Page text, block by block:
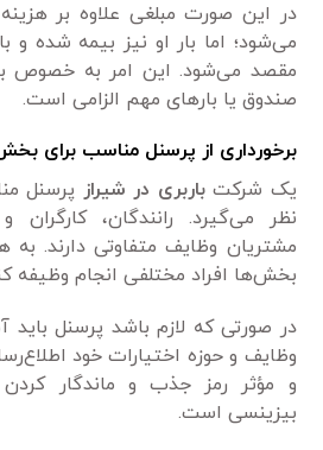
در این صورت مبلغی علاوه بر
می‌شود؛ اما بار او نیز بیمه شده و
مقصد می‌شود. این امر به خصوص
صندوق یا بارهای مهم الزامی است.
برخورداری از پرسنل مناسب برای
یک شرکتباربری در شیراز پرسنل
نظر می‌گیرد. رانندگان،
مشتریان وظایف متفاوتی دارند. به
بخش‌ها افراد مختلفی انجام وظیفه
در صورتی که لازم باشد پرسنل باید
وظایف و حوزه اختیارات خود
و مؤثر رمز جذب و ماندگار
بیزینسی است.